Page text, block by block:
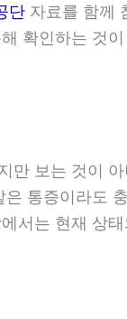
단 자료를 함께
확인하는 것
보는 것이
통증이라도
는 현재 상